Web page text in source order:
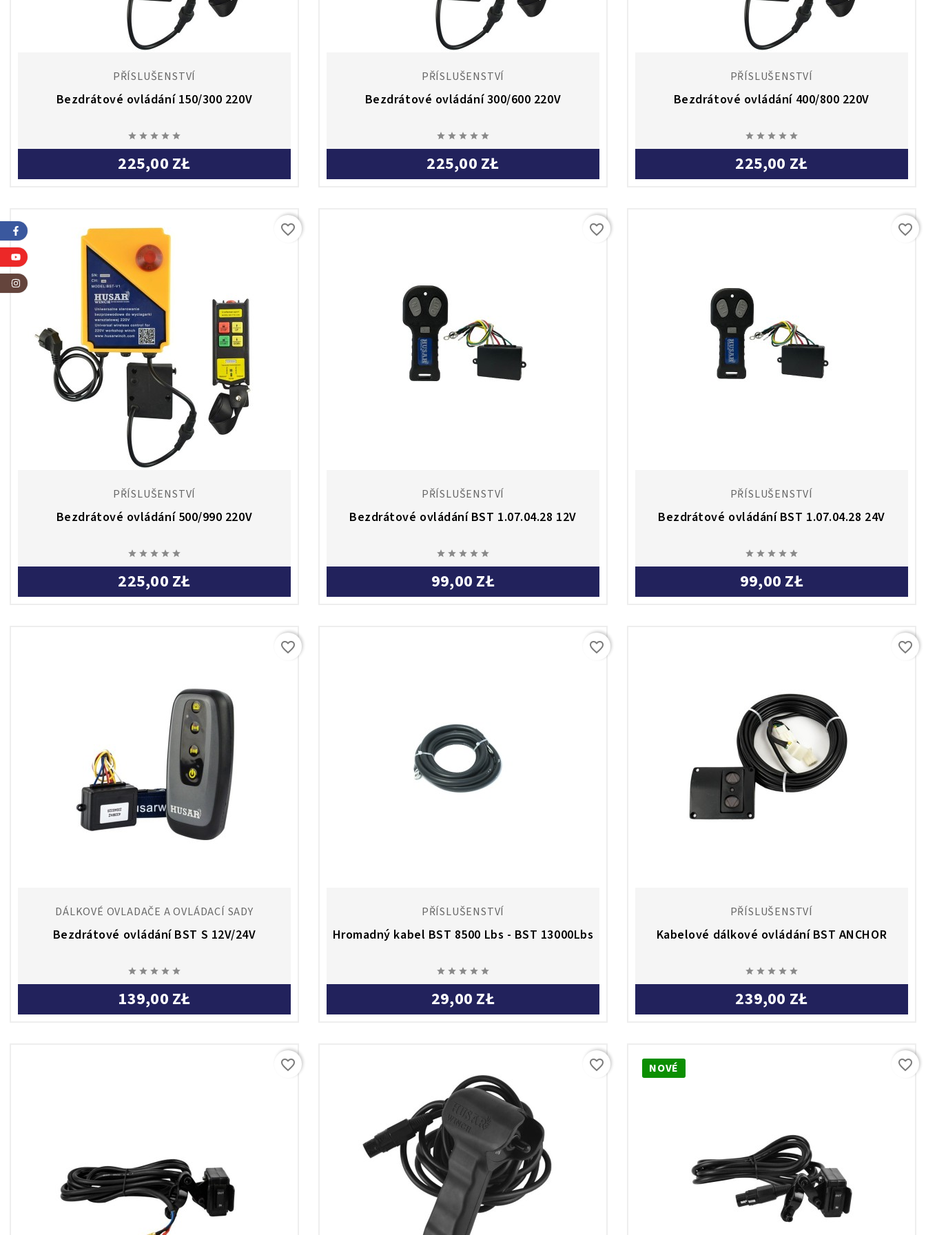
PŘÍSLUŠENSTVÍ
Bezdrátové ovládání 150/300 220V
    
225,00 ZŁ
PŘÍSLUŠENSTVÍ
Bezdrátové ovládání 300/600 220V
    
225,00 ZŁ
PŘÍSLUŠENSTVÍ
Bezdrátové ovládání 400/800 220V
    
225,00 ZŁ
PŘÍSLUŠENSTVÍ
Bezdrátové ovládání 500/990 220V
    
225,00 ZŁ
favorite_border
PŘÍSLUŠENSTVÍ
Bezdrátové ovládání BST 1.07.04.28 12V
    
99,00 ZŁ
favorite_border
PŘÍSLUŠENSTVÍ
Bezdrátové ovládání BST 1.07.04.28 24V
    
99,00 ZŁ
favorite_border
DÁLKOVÉ OVLADAČE A OVLÁDACÍ SADY
Bezdrátové ovládání BST S 12V/24V
    
139,00 ZŁ
favorite_border
PŘÍSLUŠENSTVÍ
Hromadný kabel BST 8500 Lbs - BST 13000Lbs
    
29,00 ZŁ
favorite_border
PŘÍSLUŠENSTVÍ
Kabelové dálkové ovládání BST ANCHOR
    
239,00 ZŁ
favorite_border
favorite_border favorite_border NOVÉ favorite_border